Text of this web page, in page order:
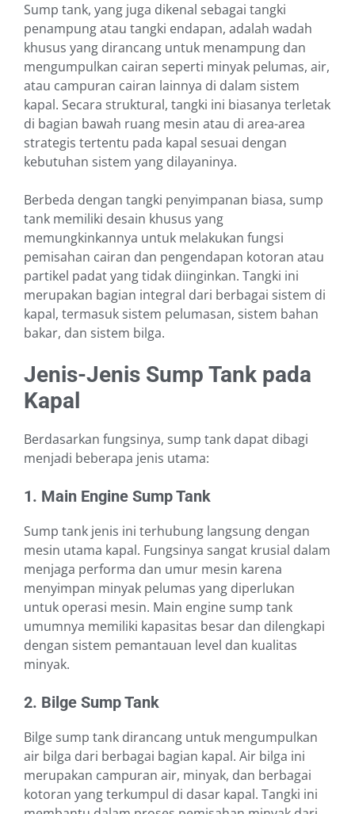
Sump tank, yang juga dikenal sebagai tangki
penampung atau tangki endapan, adalah wadah
khusus yang dirancang untuk menampung dan
mengumpulkan cairan seperti minyak pelumas, air,
atau campuran cairan lainnya di dalam sistem
kapal. Secara struktural, tangki ini biasanya terletak
di bagian bawah ruang mesin atau di area-area
strategis tertentu pada kapal sesuai dengan
kebutuhan sistem yang dilayaninya.
Berbeda dengan tangki penyimpanan biasa, sump
tank memiliki desain khusus yang
memungkinkannya untuk melakukan fungsi
pemisahan cairan dan pengendapan kotoran atau
partikel padat yang tidak diinginkan. Tangki ini
merupakan bagian integral dari berbagai sistem di
kapal, termasuk sistem pelumasan, sistem bahan
bakar, dan sistem bilga.
Jenis-Jenis Sump Tank pada
Kapal
Berdasarkan fungsinya, sump tank dapat dibagi
menjadi beberapa jenis utama:
1. Main Engine Sump Tank
Sump tank jenis ini terhubung langsung dengan
mesin utama kapal. Fungsinya sangat krusial dalam
menjaga performa dan umur mesin karena
menyimpan minyak pelumas yang diperlukan
untuk operasi mesin. Main engine sump tank
umumnya memiliki kapasitas besar dan dilengkapi
dengan sistem pemantauan level dan kualitas
minyak.
2. Bilge Sump Tank
Bilge sump tank dirancang untuk mengumpulkan
air bilga dari berbagai bagian kapal. Air bilga ini
merupakan campuran air, minyak, dan berbagai
kotoran yang terkumpul di dasar kapal. Tangki ini